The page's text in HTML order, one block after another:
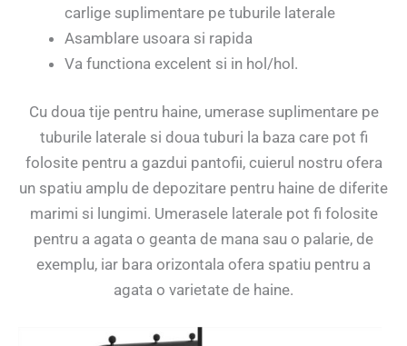
carlige suplimentare pe tuburile laterale
Asamblare usoara si rapida
Va functiona excelent si in hol/hol.
Cu doua tije pentru haine, umerase suplimentare pe
tuburile laterale si doua tuburi la baza care pot fi
folosite pentru a gazdui pantofii, cuierul nostru ofera
un spatiu amplu de depozitare pentru haine de diferite
marimi si lungimi. Umerasele laterale pot fi folosite
pentru a agata o geanta de mana sau o palarie, de
exemplu, iar bara orizontala ofera spatiu pentru a
agata o varietate de haine.